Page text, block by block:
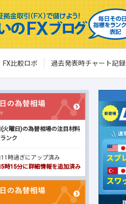
FX比較ロボ 過去発表時チャート記録
火曜日)の為替相場の注目材料
ンク
時過ぎにアップ済み
時15分に詳細情報を追加済み